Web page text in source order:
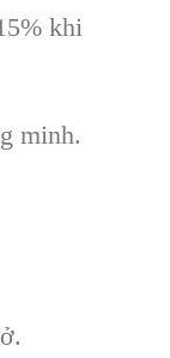
khi
minh.